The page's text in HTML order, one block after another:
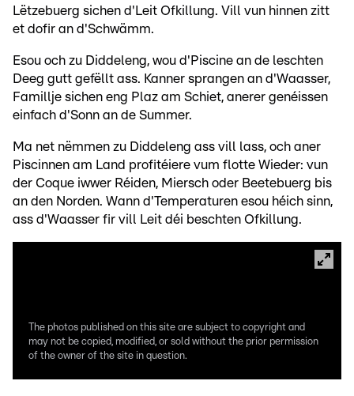
Lëtzebuerg sichen d'Leit Ofkillung. Vill vun hinnen zitt
et dofir an d'Schwämm.
Esou och zu Diddeleng, wou d'Piscine an de leschten
Deeg gutt gefëllt ass. Kanner sprangen an d'Waasser,
Famillje sichen eng Plaz am Schiet, anerer genéissen
einfach d'Sonn an de Summer.
Ma net nëmmen zu Diddeleng ass vill lass, och aner
Piscinnen am Land profitéiere vum flotte Wieder: vun
der Coque iwwer Réiden, Miersch oder Beetebuerg bis
an den Norden. Wann d'Temperaturen esou héich sinn,
ass d'Waasser fir vill Leit déi beschten Ofkillung.
The photos published on this site are subject to copyright and
may not be copied, modified, or sold without the prior permission
of the owner of the site in question.